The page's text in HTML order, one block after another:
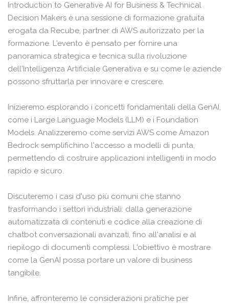
Introduction to Generative AI for Business & Technical
Decision Makers è una sessione di formazione gratuita
erogata da Recube, partner di AWS autorizzato per la
formazione. L'evento è pensato per fornire una
panoramica strategica e tecnica sulla rivoluzione
dell'Intelligenza Artificiale Generativa e su come le aziende
possono sfruttarla per innovare e crescere.
Inizieremo esplorando i concetti fondamentali della GenAI,
come i Large Language Models (LLM) e i Foundation
Models. Analizzeremo come servizi AWS come Amazon
Bedrock semplifichino l'accesso a modelli di punta,
permettendo di costruire applicazioni intelligenti in modo
rapido e sicuro.
Discuteremo i casi d'uso più comuni che stanno
trasformando i settori industriali: dalla generazione
automatizzata di contenuti e codice alla creazione di
chatbot conversazionali avanzati, fino all'analisi e al
riepilogo di documenti complessi. L'obiettivo è mostrare
come la GenAI possa portare un valore di business
tangibile.
Infine, affronteremo le considerazioni pratiche per